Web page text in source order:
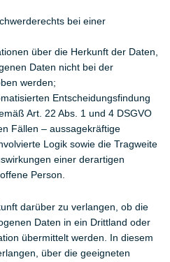
bei einer
über die Herkunft der Daten,
Daten nicht bei der
werden;
Entscheidungsfindung
Art. 22 Abs. 1 und 4 DSGVO
Fällen – aussagekräftige
Logik sowie die Tragweite
einer derartigen
Person.
darüber zu verlangen, ob die
Daten in ein Drittland oder
übermittelt werden. In diesem
über die geeigneten